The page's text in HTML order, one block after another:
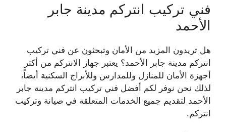
فني تركيب انتركم مدينة جابر
الأحمد
هل تريدون المزيد من الأمان وتبحثون عن فني تركيب
انتركم مدينة جابر الأحمد؟ يعتبر جهاز الانتركم من أكثر
أجهزة الأمان للمنازل وللمدارس وللأبراج السكنية أيضاً،
لذلك نحن نوفر لكم أفضل فني تركيب انتركم مدينة جابر
الأحمد لتقديم جميع الخدمات المتعلقة في صيانة وتركيب
انتركم.